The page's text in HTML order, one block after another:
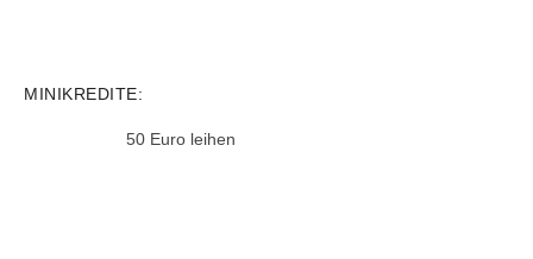
MINIKREDITE:
50 Euro leihen